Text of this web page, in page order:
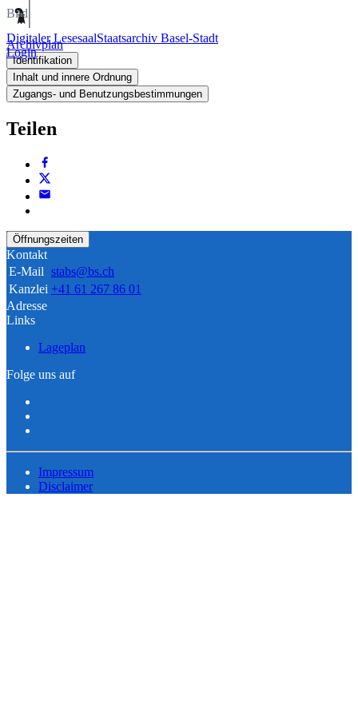
Digitaler LesesaalStaatsarchiv Basel-Stadt
Login
Bild
Archivplan
Identifikation
Inhalt und innere Ordnung
Zugangs- und Benutzungsbestimmungen
Teilen
Öffnungszeiten
Kontakt
E-Mail stabs@bs.ch
Kanzlei +41 61 267 86 01
Adresse
Links
Lageplan
Folge uns auf
Impressum
Disclaimer